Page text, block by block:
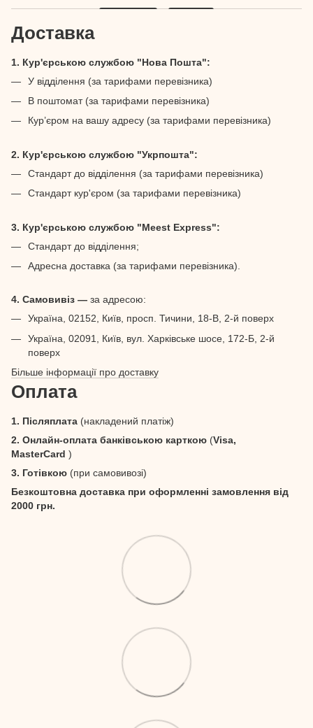
Доставка
1. Кур'єрською службою "Нова Пошта":
У відділення (за тарифами перевізника)
В поштомат (за тарифами перевізника)
Кур’єром на вашу адресу (за тарифами перевізника)
2. Кур'єрською службою "Укрпошта":
Стандарт до відділення (за тарифами перевізника)
Стандарт кур'єром (за тарифами перевізника)
3. Кур'єрською службою "Meest Express":
Стандарт до відділення;
Адресна доставка (за тарифами перевізника).
4. Самовивіз — за адресою:
Україна, 02152, Київ, просп. Тичини, 18-В, 2-й поверх
Україна, 02091, Київ, вул. Харківське шосе, 172-Б, 2-й
поверх
Більше інформації про доставку
Оплата
1. Післяплата (накладений платіж)
2. Онлайн-оплата банківською карткою (Visa,
MasterCard )
3. Готівкою (при самовивозі)
Безкоштовна доставка при оформленні замовлення від
2000 грн.